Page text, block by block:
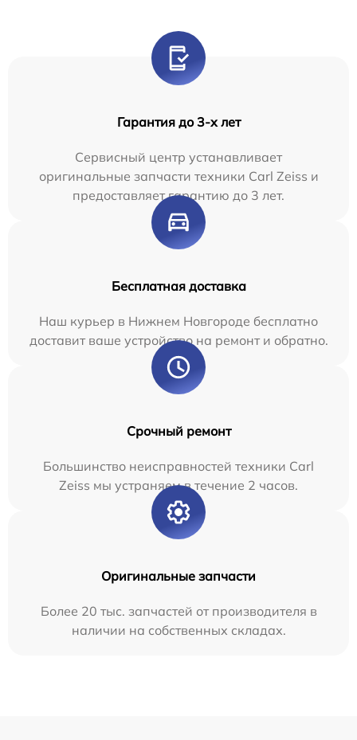
Гарантия до 3-х лет
Сервисный центр устанавливает
оригинальные запчасти техники Carl Zeiss и
предоставляет гарантию до 3 лет.
Бесплатная доставка
Наш курьер в Нижнем Новгороде бесплатно
доставит ваше устройство на ремонт и обратно.
Срочный ремонт
Большинство неисправностей техники Carl
Zeiss мы устраняем в течение 2 часов.
Оригинальные запчасти
Более 20 тыс. запчастей от производителя в
наличии на собственных складах.